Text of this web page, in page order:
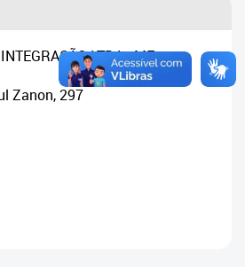
LTDA - ME
Zanon, 297